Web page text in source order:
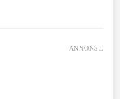
ANNONSE